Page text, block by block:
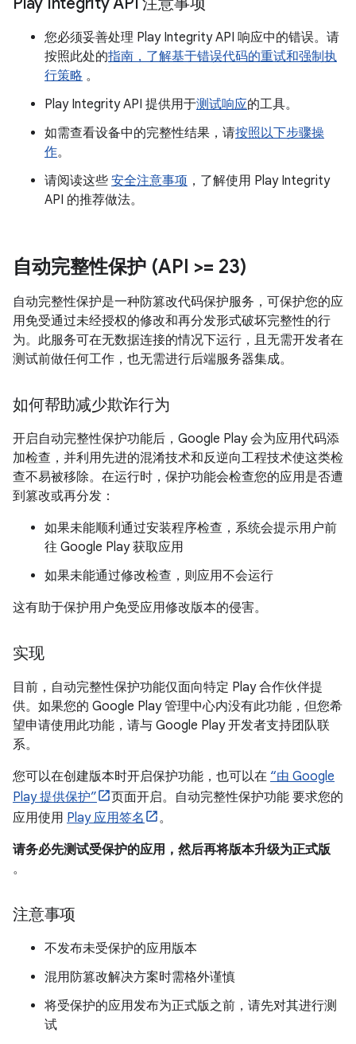
您必须妥善处理 Play Integrity API 响应中的错误。请
按照此处的指南，了解基于错误代码的重试和强制执
行策略 。
Play Integrity API 提供用于测试响应的工具。
如需查看设备中的完整性结果，请按照以下步骤操
作。
请阅读这些 安全注意事项 ，了解使用 Play Integrity
API 的推荐做法。
自动完整性保护 (API >= 23)
自动完整性保护是一种防篡改代码保护服务，可保护您的应
用免受通过未经授权的修改和再分发形式破坏完整性的行
为。此服务可在无数据连接的情况下运行，且无需开发者在
测试前做任何工作，也无需进行后端服务器集成。
如何帮助减少欺诈行为
开启自动完整性保护功能后，Google Play 会为应用代码添
加检查，并利用先进的混淆技术和反逆向工程技术使这类检
查不易被移除。在运行时，保护功能会检查您的应用是否遭
到篡改或再分发：
如果未能顺利通过安装程序检查，系统会提示用户前
往 Google Play 获取应用
如果未能通过修改检查，则应用不会运行
这有助于保护用户免受应用修改版本的侵害。
实现
目前，自动完整性保护功能仅面向特定 Play 合作伙伴提
供。如果您的 Google Play 管理中心内没有此功能，但您希
望申请使用此功能，请与 Google Play 开发者支持团队联
系。
您可以在创建版本时开启保护功能，也可以在 “由 Google
Play 提供保护”
页面开启。自动完整性保护功能 要求您的
应用使用 Play 应用签名
。
请务必先测试受保护的应用，然后再将版本升级为正式版
。
注意事项
不发布未受保护的应用版本
混用防篡改解决方案时需格外谨慎
将受保护的应用发布为正式版之前，请先对其进行测
试